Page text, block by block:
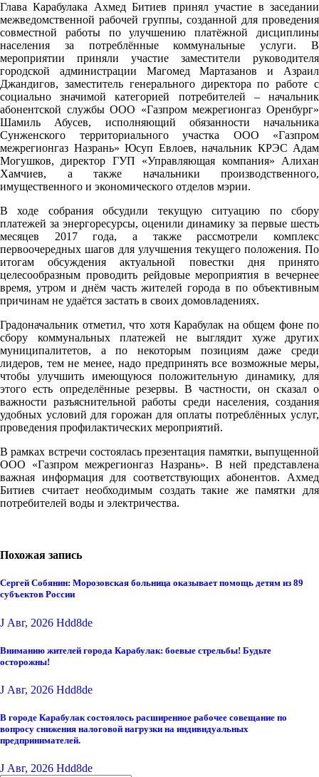
Глава Карабулака Ахмед Битиев принял участие в заседании
межведомственной рабочей группы, созданной для проведения
совместной работы по улучшению платёжной дисциплины
населения за потреблённые коммунальные услуги. В
мероприятии приняли участие заместители руководителя
городской администрации Магомед Мартазанов и Азраил
Джандигов, заместитель генерального директора по работе с
социально значимой категорией потребителей – начальник
абонентской службы ООО «Газпром межрегионгаз Оренбург»
Шамиль Абусев, исполняющий обязанности начальника
Сунженского территориального участка ООО «Газпром
межрегионгаз Назрань» Юсуп Евлоев, начальник КРЭС Адам
Могушков, директор ГУП «Управляющая компания» Алихан
Хамчиев, а также начальники производственного,
имущественного и экономического отделов мэрии.
В ходе собрания обсудили текущую ситуацию по сбору
платежей за энергоресурсы, оценили динамику за первые шесть
месяцев 2017 года, а также рассмотрели комплекс
первоочередных шагов для улучшения текущего положения. По
итогам обсуждения актуальной повестки дня принято
целесообразным проводить рейдовые мероприятия в вечернее
время, утром и днём часть жителей города в по объективным
причинам не удаётся застать в своих домовладениях.
Градоначальник отметил, что хотя Карабулак на общем фоне по
сбору коммунальных платежей не выглядит хуже других
муниципалитетов, а по некоторым позициям даже среди
лидеров, тем не менее, надо предпринять все возможные меры,
чтобы улучшить имеющуюся положительную динамику, для
этого есть определённые резервы. В частности, он сказал о
важности разъяснительной работы среди населения, создания
удобных условий для горожан для оплаты потреблённых услуг,
проведения профилактических мероприятий.
В рамках встречи состоялась презентация памятки, выпущенной
ООО «Газпром межрегионгаз Назрань». В ней представлена
важная информация для соответствующих абонентов. Ахмед
Битиев считает необходимым создать такие же памятки для
потребителей воды и электричества.
Похожая запись
Сергей Собянин: Морозовская больница оказывает помощь детям из 89
субъектов России
J Авг, 2026 Hdd8de
Вниманию жителей города Карабулак: боевые стрельбы! Будьте
осторожны!
J Авг, 2026 Hdd8de
В городе Карабулак состоялось расширенное рабочее совещание по
вопросу снижения налоговой нагрузки на индивидуальных
предпринимателей.
J Авг, 2026 Hdd8de